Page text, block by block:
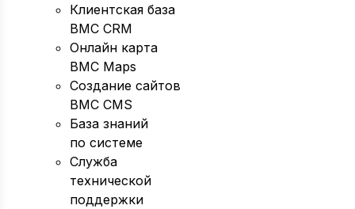
Клиентская база
BMC CRM
Онлайн карта
BMC Maps
Создание сайтов
BMC CMS
База знаний
по системе
Служба
технической
поддержки